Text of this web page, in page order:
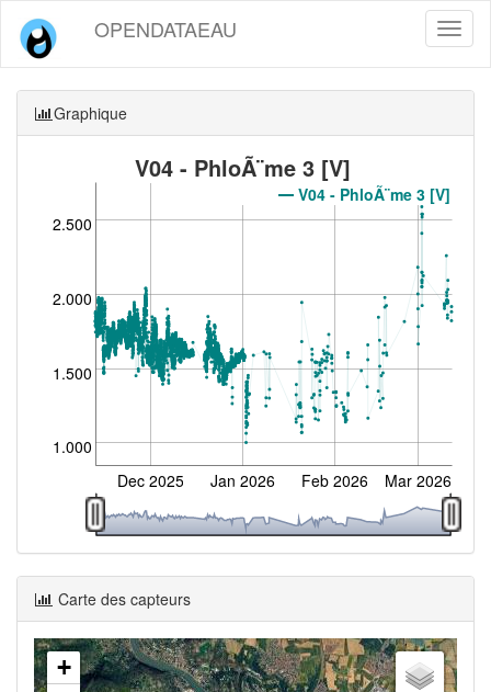
OPENDATAEAU
Graphique
V04 - PhloÃ¨me 3 [V]
V04 - PhloÃ¨me 3 [V]
1.000
1.500
2.000
2.500
Dec 2025 Jan 2026 Feb 2026 Mar 2026
Carte des capteurs
+